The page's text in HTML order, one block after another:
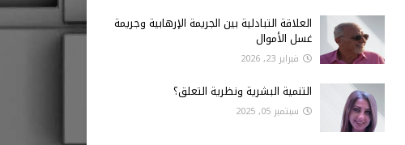
العلاقة التبادلية بين الجريمة الإرهابية وجريمة
غسل الأموال
فبراير 23, 2026
التنمية البشرية ونظرية التعلق؟
سبتمبر 05, 2025